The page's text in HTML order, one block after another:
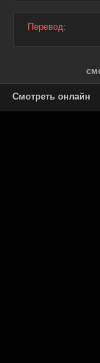
Перевод:
Смотреть онлайн